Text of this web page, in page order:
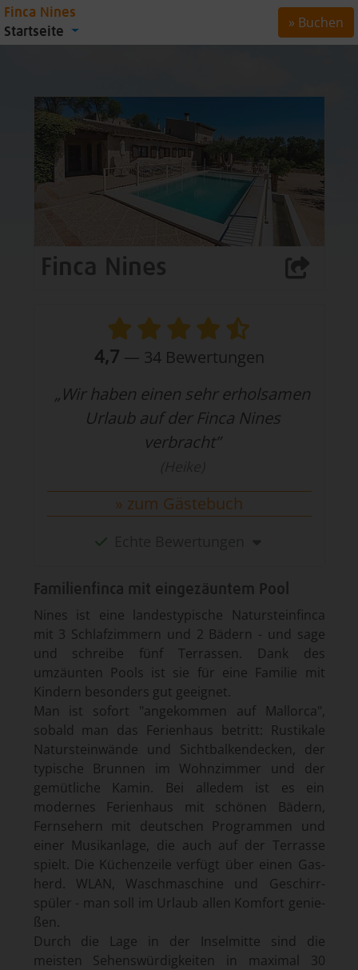
Finca Nines
4,7 — 34Bewertungen
„Wir haben einen sehr erholsamen
Urlaub auf der Finca Nines
verbracht”
zum Gästebuch
Familienfinca mit eingezäuntem Pool
Nines ist eine landes­typische Naturstein­finca
mit 3 Schlaf­zimmern und 2 Bädern - und sage
und schreibe fünf Terrassen. Dank des
umzäunten Pools ist sie für eine Familie mit
Kindern beson­ders gut geeignet.
Man ist sofort "ange­kommen auf Mallorca",
sobald man das Ferien­haus betritt: Rustikale
Naturstein­wände und Sicht­balken­decken, der
typische Brun­nen im Wohn­zimmer und der
gemüt­liche Kamin. Bei alledem ist es ein
modernes Ferien­haus mit schönen Bädern,
Fern­sehern mit deutschen Program­men und
einer Musik­anlage, die auch auf der Terrasse
spielt. Die Küchen­zeile verfügt über einen Gas­
herd. WLAN, Wasch­maschine und Geschirr­
spüler - man soll im Ur­laub allen Kom­fort genie­
ßen.
Durch die Lage in der Insel­mitte sind die
meisten Sehens­würdigkeiten in maximal 30
Finca Nines
Startseite
» Buchen